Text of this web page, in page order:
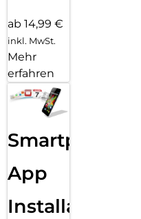
ab 14,99 €
inkl. MwSt.
Mehr
erfahren
Smartphone
App
Installation